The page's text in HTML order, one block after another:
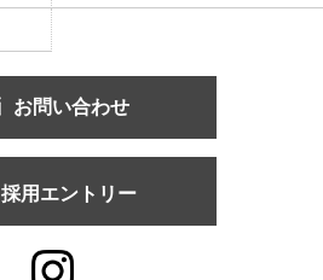
お問い合わせ
採用エントリー